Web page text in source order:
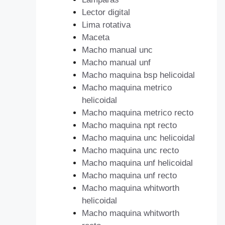
Lector digital
Lima rotativa
Maceta
Macho manual unc
Macho manual unf
Macho maquina bsp helicoidal
Macho maquina metrico
helicoidal
Macho maquina metrico recto
Macho maquina npt recto
Macho maquina unc helicoidal
Macho maquina unc recto
Macho maquina unf helicoidal
Macho maquina unf recto
Macho maquina whitworth
helicoidal
Macho maquina whitworth